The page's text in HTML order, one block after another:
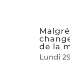
de la
Lundi